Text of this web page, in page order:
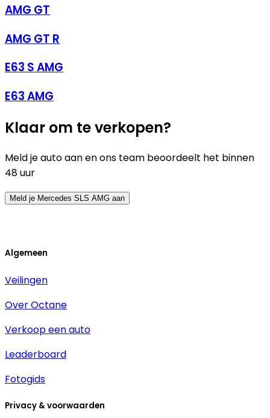
AMG GT
AMG GT R
E63 S AMG
E63 AMG
Klaar om te verkopen?
Meld je auto aan en ons team beoordeelt het binnen
48 uur
Meld je Mercedes SLS AMG aan
Algemeen
Veilingen
Over Octane
Verkoop een auto
Leaderboard
Fotogids
Privacy & voorwaarden